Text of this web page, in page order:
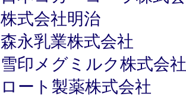
株式会社明治
森永乳業株式会社
雪印メグミルク株式会社
ロート製薬株式会社